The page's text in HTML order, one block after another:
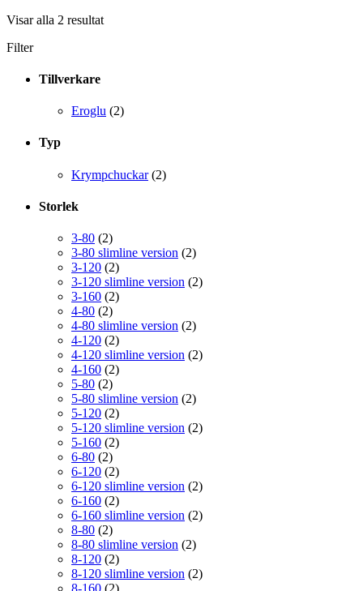
Visar alla 2 resultat
Filter
Tillverkare
Eroglu (2)
Typ
Krympchuckar (2)
Storlek
3-80 (2)
3-80 slimline version (2)
3-120 (2)
3-120 slimline version (2)
3-160 (2)
4-80 (2)
4-80 slimline version (2)
4-120 (2)
4-120 slimline version (2)
4-160 (2)
5-80 (2)
5-80 slimline version (2)
5-120 (2)
5-120 slimline version (2)
5-160 (2)
6-80 (2)
6-120 (2)
6-120 slimline version (2)
6-160 (2)
6-160 slimline version (2)
8-80 (2)
8-80 slimline version (2)
8-120 (2)
8-120 slimline version (2)